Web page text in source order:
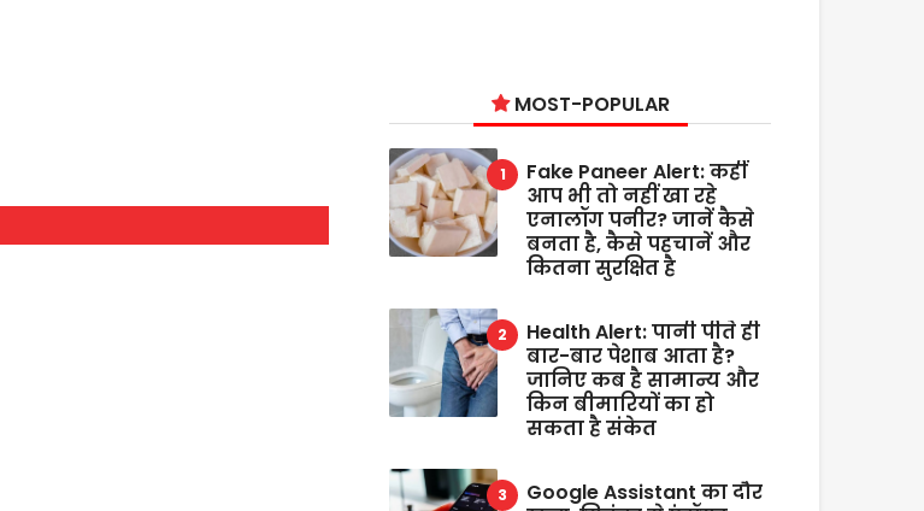
MOST-POPULAR
Fake Paneer Alert: कहीं
आप भी तो नहीं खा रहे
एनालॉग पनीर? जानें कैसे
बनता है, कैसे पहचानें और
कितना सुरक्षित है
Health Alert: पानी पीते ही
बार-बार पेशाब आता है?
जानिए कब है सामान्य और
किन बीमारियों का हो
सकता है संकेत
Google Assistant का दौर